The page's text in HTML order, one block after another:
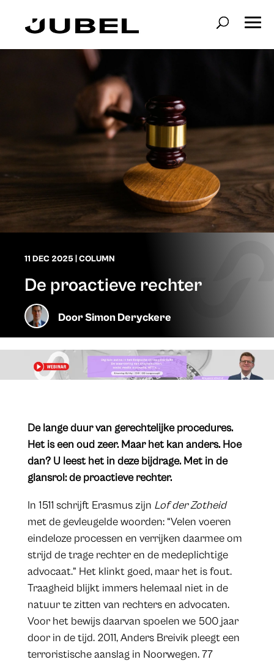
11 DEC 2025|COLUMN
De proactieve rechter
DoorSimon Deryckere
​De lange duur van gerechtelijke procedures.
Het is een oud zeer. Maar het kan anders. Hoe
dan? U leest het in deze bijdrage. Met in de
glansrol: de proactieve rechter.
In 1511 schrijft Erasmus zijn Lof der Zotheid
met de gevleugelde woorden: “Velen voeren
eindeloze processen en verrijken daarmee om
strijd de trage rechter en de medeplichtige
advocaat.” Het klinkt goed, maar het is fout.
Traagheid blijkt immers helemaal niet in de
natuur te zitten van rechters en advocaten.
Voor het bewijs daarvan spoelen we 500 jaar
door in de tijd. 2011, Anders Breivik pleegt een
terroristische aanslag in Noorwegen. 77